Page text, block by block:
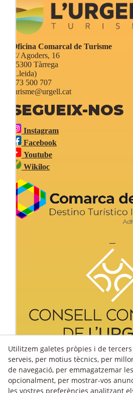
Oficina Comarcal de Turisme
C/ Agoders, 16
25300 Tàrrega
(Lleida)
973 500 707
turisme@urgell.cat
SEGUEIX-NOS
Instagram
Facebook
Youtube
Wikiloc
Utilitzem galetes pròpies i de
serveis, per motius tècnics, per
de navegació, per emmagatzemar
opcionalment, per mostrar-vos
les vostres preferències analitzant